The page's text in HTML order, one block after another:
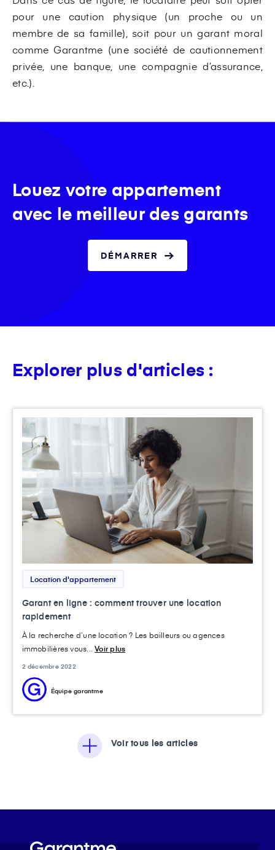
pour une caution physique (un proche ou un
membre de sa famille), soit pour un garant moral
comme Garantme (une société de cautionnement
privée, une banque, une compagnie d’assurance,
etc.).
Louez votre appartement
avec le meilleur des garants
DÉMARRER
Explorer plus d'articles :
Location d'appartement
Garant en ligne : comment trouver une location
rapidement
À la recherche d’une location ? Les bailleurs ou agences
immobilières vous...Voir plus
2 décembre 2022
Équipe garantme
Voir tous les articles